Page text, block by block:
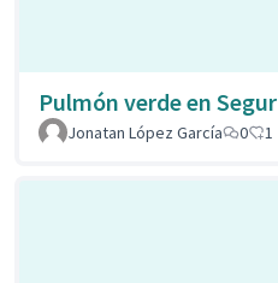
Pulmón verde en Segur
Jonatan López García
0 1